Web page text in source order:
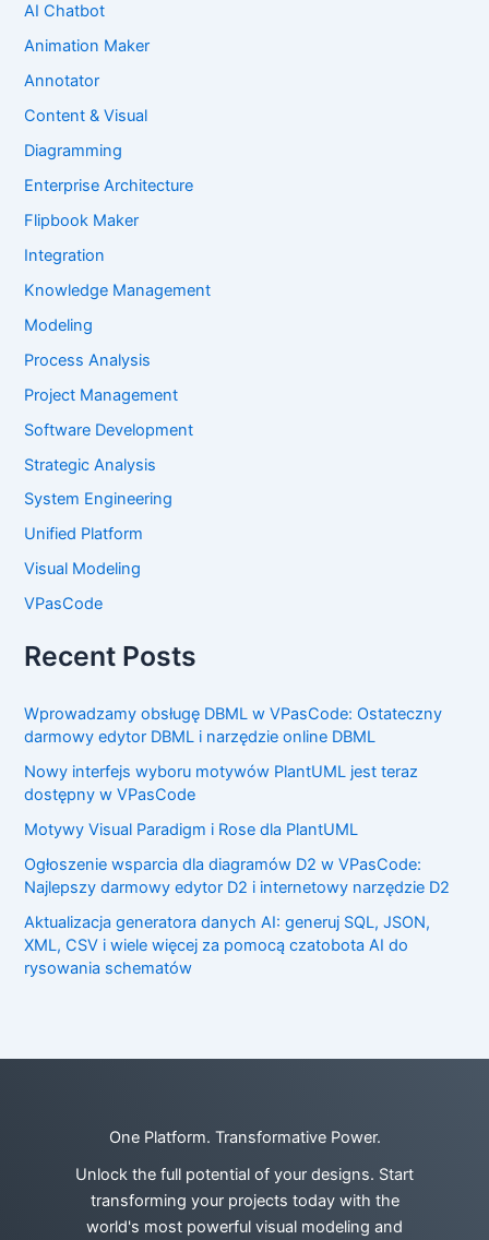
AI Chatbot
Animation Maker
Annotator
Content & Visual
Diagramming
Enterprise Architecture
Flipbook Maker
Integration
Knowledge Management
Modeling
Process Analysis
Project Management
Software Development
Strategic Analysis
System Engineering
Unified Platform
Visual Modeling
VPasCode
Recent Posts
Wprowadzamy obsługę DBML w VPasCode: Ostateczny
darmowy edytor DBML i narzędzie online DBML
Nowy interfejs wyboru motywów PlantUML jest teraz
dostępny w VPasCode
Motywy Visual Paradigm i Rose dla PlantUML
Ogłoszenie wsparcia dla diagramów D2 w VPasCode:
Najlepszy darmowy edytor D2 i internetowy narzędzie D2
Aktualizacja generatora danych AI: generuj SQL, JSON,
XML, CSV i wiele więcej za pomocą czatobota AI do
rysowania schematów
One Platform. Transformative Power.
Unlock the full potential of your designs. Start
transforming your projects today with the
world's most powerful visual modeling and